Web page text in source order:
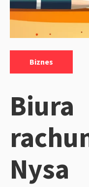
Biznes
Biura
Nysa